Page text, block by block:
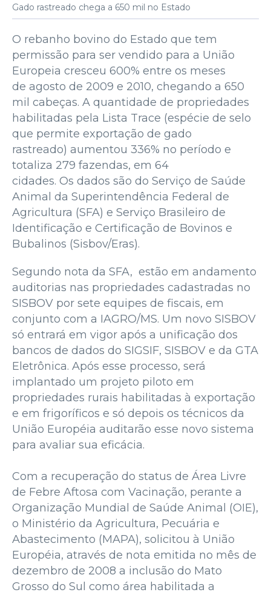
Gado rastreado chega a 650 mil no Estado
O rebanho bovino do Estado que tem
permissão para ser vendido para a União
Europeia cresceu 600% entre os meses
de agosto de 2009 e 2010, chegando a 650
mil cabeças. A quantidade de propriedades
habilitadas pela Lista Trace (espécie de selo
que permite exportação de gado
rastreado) aumentou 336% no período e
totaliza 279 fazendas, em 64
cidades. Os dados são do Serviço de Saúde
Animal da Superintendência Federal de
Agricultura (SFA) e Serviço Brasileiro de
Identificação e Certificação de Bovinos e
Bubalinos (Sisbov/Eras).
Segundo nota da SFA, estão em andamento
auditorias nas propriedades cadastradas no
SISBOV por sete equipes de fiscais, em
conjunto com a IAGRO/MS. Um novo SISBOV
só entrará em vigor após a unificação dos
bancos de dados do SIGSIF, SISBOV e da GTA
Eletrônica. Após esse processo, será
implantado um projeto piloto em
propriedades rurais habilitadas à exportação
e em frigoríficos e só depois os técnicos da
União Européia auditarão esse novo sistema
para avaliar sua eficácia.
Com a recuperação do status de Área Livre
de Febre Aftosa com Vacinação, perante a
Organização Mundial de Saúde Animal (OIE),
o Ministério da Agricultura, Pecuária e
Abastecimento (MAPA), solicitou à União
Européia, através de nota emitida no mês de
dezembro de 2008 a inclusão do Mato
Grosso do Sul como área habilitada a